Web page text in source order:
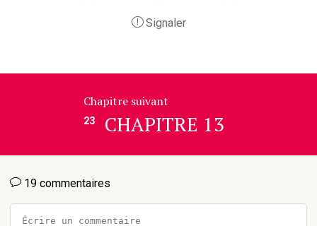
Signaler
Chapitre suivant
23 CHAPITRE 13
19 commentaires